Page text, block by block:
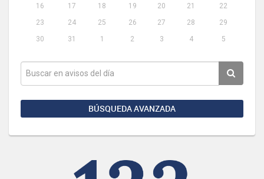
16
17 18 19 20 21
22
23
24 25 26 27 28
29
30
31 1 2 3 4 5
BÚSQUEDA AVANZADA